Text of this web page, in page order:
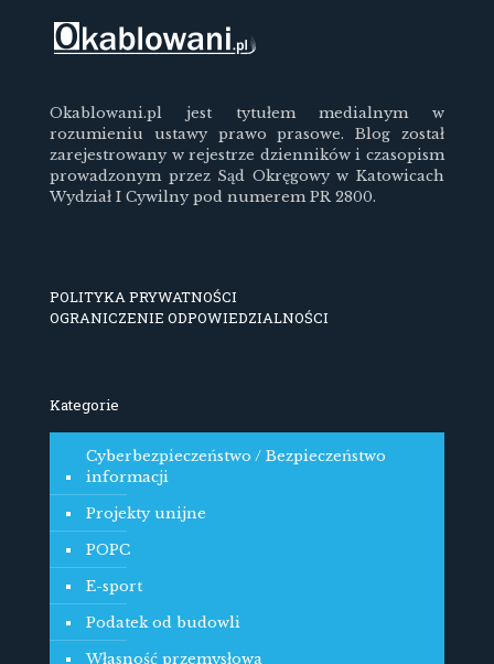
Okablowani.pl jest tytułem medialnym w
rozumieniu ustawy prawo prasowe. Blog został
zarejestrowany w rejestrze dzienników i czasopism
prowadzonym przez Sąd Okręgowy w Katowicach
Wydział I Cywilny pod numerem PR 2800.
POLITYKA PRYWATNOŚCI
OGRANICZENIE ODPOWIEDZIALNOŚCI
Kategorie
Cyberbezpieczeństwo / Bezpieczeństwo
informacji
Projekty unijne
POPC
E-sport
Podatek od budowli
Własność przemysłowa